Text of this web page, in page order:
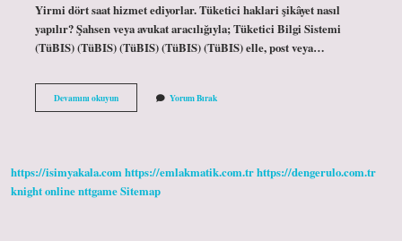
Yirmi dört saat hizmet ediyorlar. Tüketici haklari şikâyet nasıl
yapılır? Şahsen veya avukat aracılığıyla; Tüketici Bilgi Sistemi
(TüBIS) (TüBIS) (TüBIS) (TüBIS) (TüBIS) elle, post veya…
Devamını okuyun175
E
Yorum Bırak
https://isimyakala.comhttps://emlakmatik.com.trhttps://dengerulo.com.tr
knight onlinenttgameSitemap